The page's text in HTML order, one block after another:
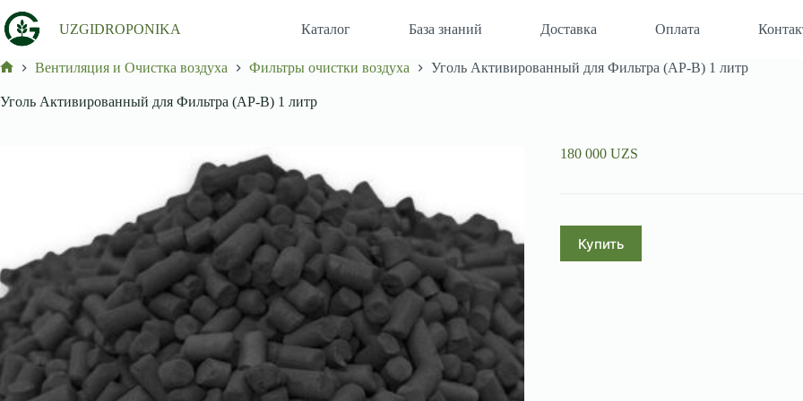
к
сути
UZGIDROPONIKA Каталог База знаний Доставка Оплата
Вентиляция и Очистка воздуха Фильтры очистки воздуха Уголь Активированный для Фильтра (АР-В) 1 литр
Уголь Активированный для Фильтра (АР-В) 1 литр
180 000 UZS
Купить